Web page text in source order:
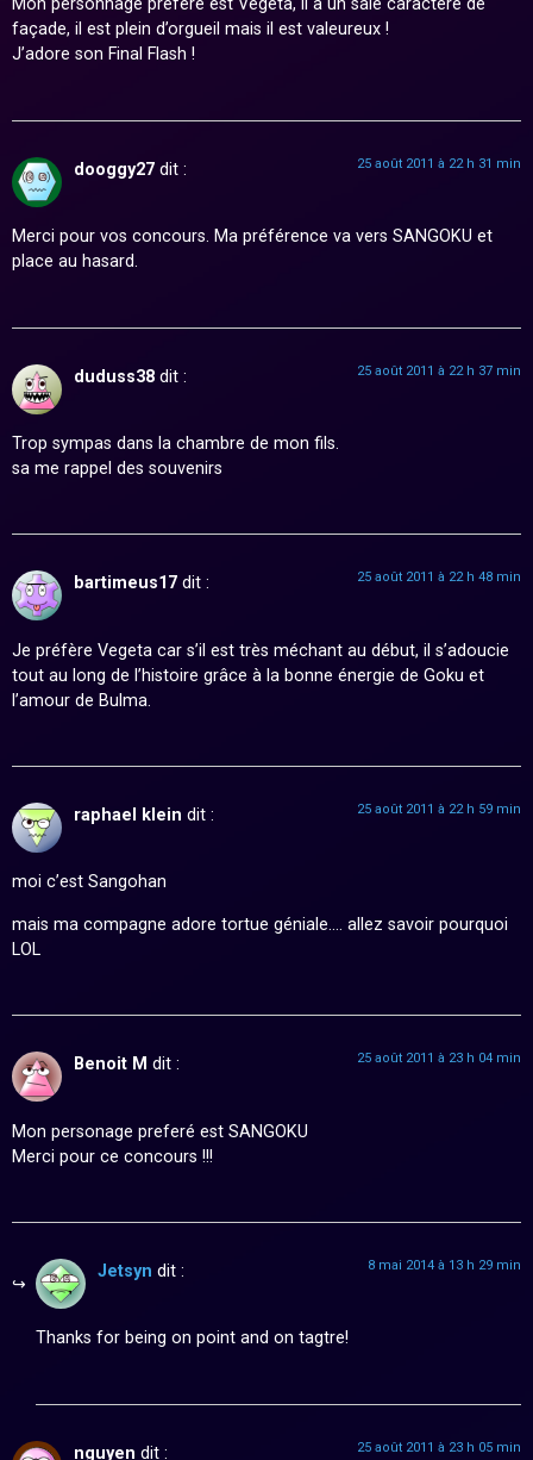
Mon personnage préféré est Vegeta, il a un sale caractère de
façade, il est plein d’orgueil mais il est valeureux !
J’adore son Final Flash !
dooggy27 dit : 25 août 2011 à 22 h 31 min
Merci pour vos concours. Ma préférence va vers SANGOKU et
place au hasard.
duduss38 dit : 25 août 2011 à 22 h 37 min
Trop sympas dans la chambre de mon fils.
sa me rappel des souvenirs
bartimeus17 dit : 25 août 2011 à 22 h 48 min
Je préfère Vegeta car s’il est très méchant au début, il s’adoucie
tout au long de l’histoire grâce à la bonne énergie de Goku et
l’amour de Bulma.
raphael klein dit : 25 août 2011 à 22 h 59 min
moi c’est Sangohan
mais ma compagne adore tortue géniale…. allez savoir pourquoi
LOL
Benoit M dit : 25 août 2011 à 23 h 04 min
Mon personage preferé est SANGOKU
Merci pour ce concours !!!
Jetsyn dit : 8 mai 2014 à 13 h 29 min
Thanks for being on point and on tagtre!
nguyen dit : 25 août 2011 à 23 h 05 min